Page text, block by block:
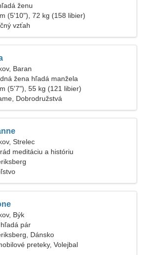
ženu
(5'10"), 72 kg (158 libier)
vzťah
Baran
žena hľadá manžela
(5'7"), 55 kg (121 libier)
Dobrodružstvá
Strelec
meditáciu a históriu
Býk
pár
Dánsko
preteky, Volejbal